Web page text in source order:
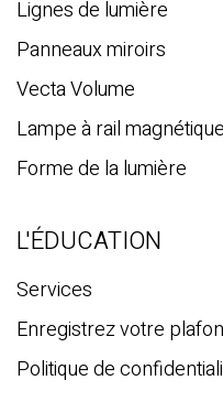
Lignes de lumière
Panneaux miroirs
Vecta Volume
Lampe à rail magnétique
Forme de la lumière
L'ÉDUCATION
Services
Enregistrez votre
Politique de